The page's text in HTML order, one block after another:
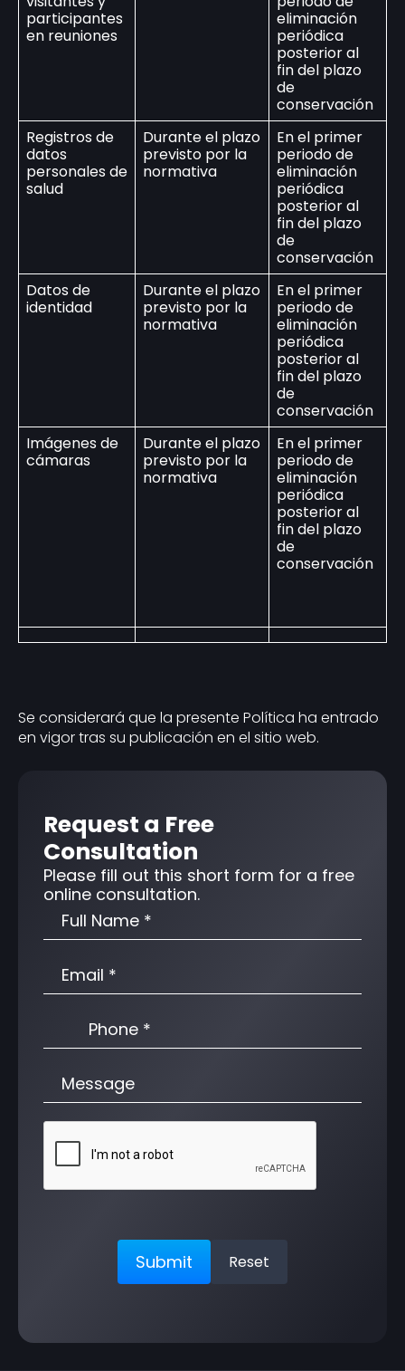
participantes
en reuniones
eliminación
periódica
posterior al
fin del plazo
de
conservación
Registros de
datos
personales de
salud
Durante el plazo
previsto por la
normativa
En el primer
periodo de
eliminación
periódica
posterior al
fin del plazo
de
conservación
Datos de
identidad
Durante el plazo
previsto por la
normativa
En el primer
periodo de
eliminación
periódica
posterior al
fin del plazo
de
conservación
Imágenes de
cámaras
Durante el plazo
previsto por la
normativa
En el primer
periodo de
eliminación
periódica
posterior al
fin del plazo
de
conservación
Se considerará que la presente Política ha entrado
en vigor tras su publicación en el sitio web.
Request a Free
Consultation
Please fill out this short form for a free
online consultation.